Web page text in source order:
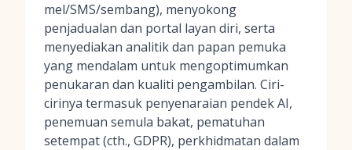
mel/SMS/sembang), menyokong
penjadualan dan portal layan diri, serta
menyediakan analitik dan papan pemuka
yang mendalam untuk mengoptimumkan
penukaran dan kualiti pengambilan. Ciri-
cirinya termasuk penyenaraian pendek AI,
penemuan semula bakat, pematuhan
setempat (cth., GDPR), perkhidmatan dalam